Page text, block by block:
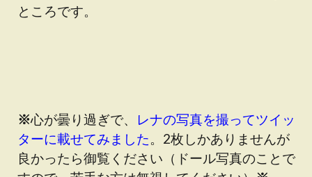
ところです。
※心が曇り過ぎで、
レナの写真を撮ってツイッ
ターに載せてみました。2枚しかありませんが
良かったら御覧ください（ドール写真のことで